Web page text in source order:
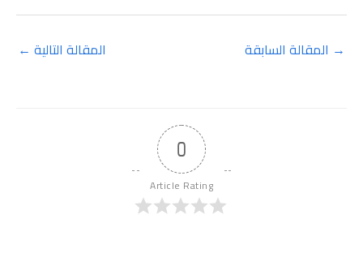
→ المقالة السابقة المقالة التالية ←
0
Article Rating